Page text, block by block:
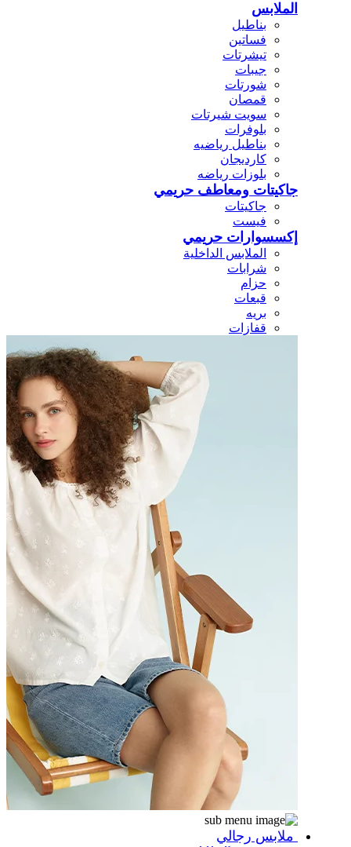
الملابس
بناطيل
فساتين
تيشرتات
جيبات
شورتات
قمصان
سويت شيرتات
بلوفرات
بناطيل رياضيه
كارديجان
بلوزات رياضه
جاكيتات ومعاطف حريمي
جاكيتات
فيست
إكسسوارات حريمي
الملابس الداخلية
شرابات
حزام
قبعات
بريه
قفازات
ملابس رجالي